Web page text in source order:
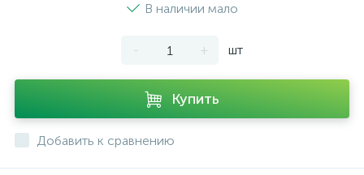
В наличии мало
- + шт
Купить
Добавить к сравнению